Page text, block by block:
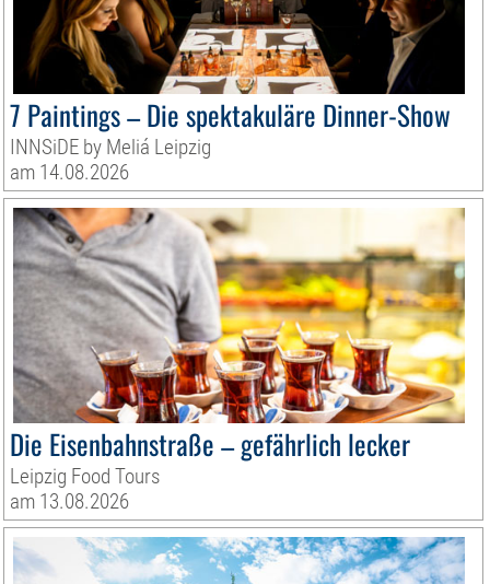
7 Paintings – Die spektakuläre Dinner-Show
INNSiDE by Meliá Leipzig
am 14.08.2026
Die Eisenbahnstraße – gefährlich lecker
Leipzig Food Tours
am 13.08.2026